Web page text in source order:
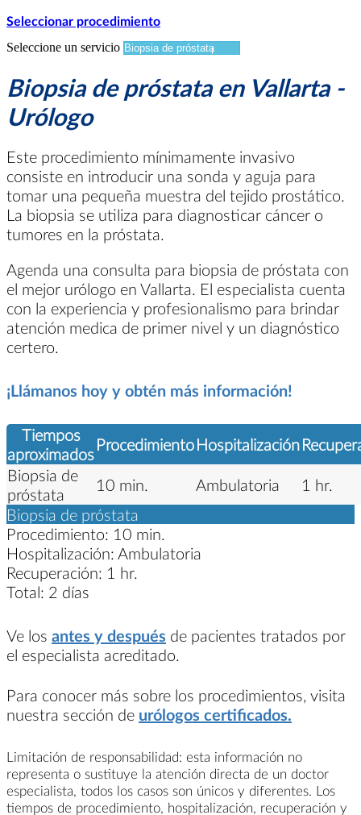
Seleccionar procedimiento
Seleccione un servicio
Biopsia de próstata en Vallarta -
Urólogo
Este procedimiento mínimamente invasivo
consiste en introducir una sonda y aguja para
tomar una pequeña muestra del tejido prostático.
La biopsia se utiliza para diagnosticar cáncer o
tumores en la próstata.
Agenda una consulta para biopsia de próstata con
el mejor urólogo en Vallarta. El especialista cuenta
con la experiencia y profesionalismo para brindar
atención medica de primer nivel y un diagnóstico
certero.
¡Llámanos hoy y obtén más información!
Tiempos
aproximadosProcedimientoHospitalización
Biopsia de
próstata
10 min. Ambulatoria
1 hr.
Biopsia de próstata
Procedimiento: 10 min.
Hospitalización: Ambulatoria
Recuperación: 1 hr.
Total: 2 días
Ve los antes y después de pacientes tratados por
el especialista acreditado.
Para conocer más sobre los procedimientos, visita
nuestra sección de urólogos certificados.
Limitación de responsabilidad: esta información no
representa o sustituye la atención directa de un doctor
especialista, todos los casos son únicos y diferentes. Los
tiempos de procedimiento, hospitalización, recuperación y